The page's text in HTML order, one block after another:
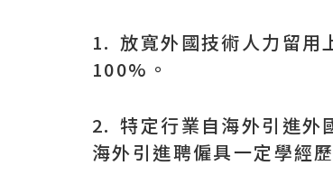
1. 放寬外國技術人力留用
100%。
2. 特定行業自海外引進外
海外引進聘僱具一定學經